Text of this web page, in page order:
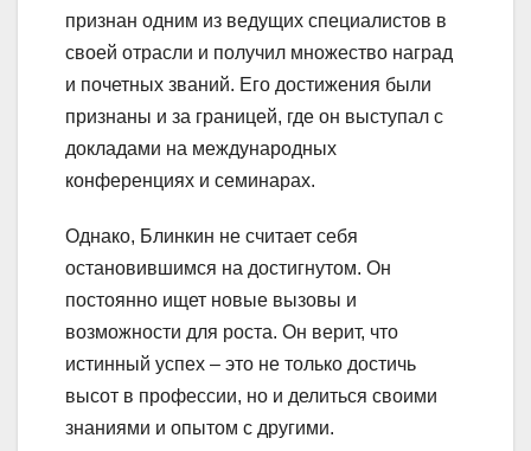
признан одним из ведущих специалистов в
своей отрасли и получил множество наград
и почетных званий. Его достижения были
признаны и за границей, где он выступал с
докладами на международных
конференциях и семинарах.
Однако, Блинкин не считает себя
остановившимся на достигнутом. Он
постоянно ищет новые вызовы и
возможности для роста. Он верит, что
истинный успех – это не только достичь
высот в профессии, но и делиться своими
знаниями и опытом с другими.